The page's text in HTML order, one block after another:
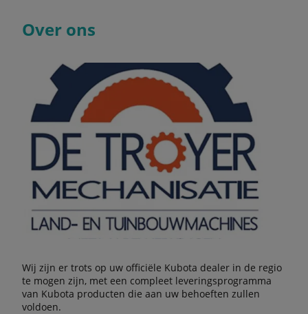
Over ons
Wij zijn er trots op uw officiële Kubota dealer in de regio
te mogen zijn, met een compleet leveringsprogramma
van Kubota producten die aan uw behoeften zullen
voldoen.